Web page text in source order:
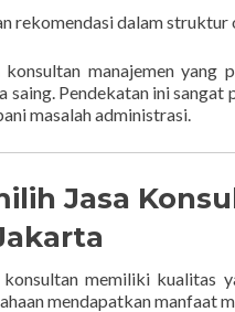
rekomendasi dalam struktur
konsultan manajemen yang
saing. Pendekatan ini
masalah administrasi.
Jasa
memiliki kualitas
mendapatkan manfaat